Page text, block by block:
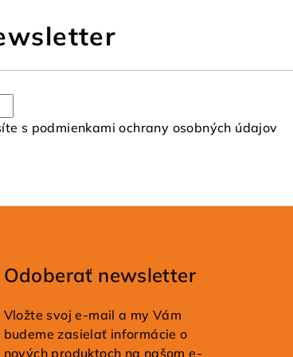
s podmienkami ochrany osobných údajov
Odoberať newsletter
Vložte svoj e-mail a my Vám
budeme zasielať informácie o
nových produktoch na našom e-